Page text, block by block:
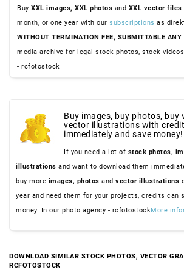
Buy XXL images, XXL photos and XXL vector files
month, or one year with our subscriptions as
WITHOUT TERMINATION FEE, SUBMITTABLE ANY
media archive for legal stock photos, stock
- rcfotostock
Buy images, buy photos, buy
vector illustrations with
immediately and save
If you need a lot of stock photos,
illustrations and want to download them
buy more images, photos and vector illustrations
year and need them for your projects, credits can
money. In our photo agency - rcfotostockMore
DOWNLOAD SIMILAR STOCK PHOTOS, VECTOR
RCFOTOSTOCK